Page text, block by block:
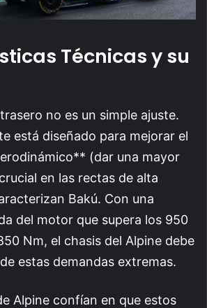
Técnicas y su
no es un simple ajuste.
está diseñado para mejorar el
(dar una mayor
en las rectas de alta
Bakú. Con una
del motor que supera los 950
Nm, el chasis del Alpine debe
estas demandas extremas.
Alpine confían en que estos